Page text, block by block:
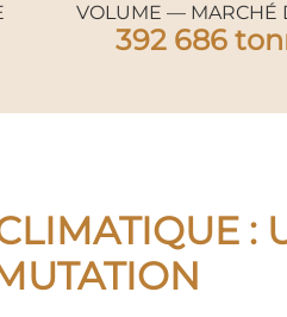
VOLUME — MARCHÉ
392 686
: